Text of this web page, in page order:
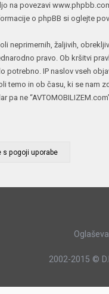
HIBRIDNA TEHNIKA
TEHNIČNA VPRAŠANJA
ROK ČERNJAVSKI
AVTOPLIN
na povezavi
o phpBB si oglejte
neprimernih, žaljivih,
pravo. Ob kršitvi
IP naslov vseh
in ob času, ki se nam
pa ne
2002-2015 ©